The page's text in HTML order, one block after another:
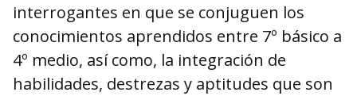
interrogantes en que se conjuguen los
conocimientos aprendidos entre 7º básico a
4º medio, así como, la integración de
habilidades, destrezas y aptitudes que son